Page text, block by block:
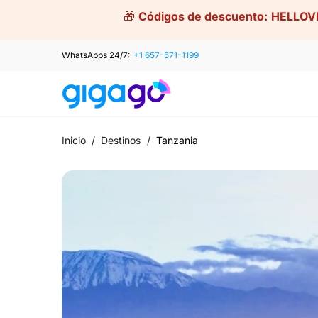
🎁 Códigos de descuento:
WhatsApps 24/7: +1 657-571-1199
Inicio / Destinos / Tanzania